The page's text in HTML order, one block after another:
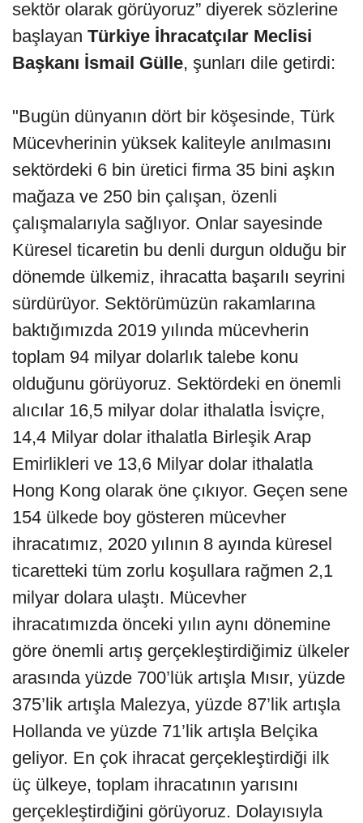
sektör olarak görüyoruz” diyerek sözlerine
başlayan Türkiye İhracatçılar Meclisi
Başkanı İsmail Gülle, şunları dile getirdi:
"Bugün dünyanın dört bir köşesinde, Türk
Mücevherinin yüksek kaliteyle anılmasını
sektördeki 6 bin üretici firma 35 bini aşkın
mağaza ve 250 bin çalışan, özenli
çalışmalarıyla sağlıyor. Onlar sayesinde
Küresel ticaretin bu denli durgun olduğu bir
dönemde ülkemiz, ihracatta başarılı seyrini
sürdürüyor. Sektörümüzün rakamlarına
baktığımızda 2019 yılında mücevherin
toplam 94 milyar dolarlık talebe konu
olduğunu görüyoruz. Sektördeki en önemli
alıcılar 16,5 milyar dolar ithalatla İsviçre,
14,4 Milyar dolar ithalatla Birleşik Arap
Emirlikleri ve 13,6 Milyar dolar ithalatla
Hong Kong olarak öne çıkıyor. Geçen sene
154 ülkede boy gösteren mücevher
ihracatımız, 2020 yılının 8 ayında küresel
ticaretteki tüm zorlu koşullara rağmen 2,1
milyar dolara ulaştı. Mücevher
ihracatımızda önceki yılın aynı dönemine
göre önemli artış gerçekleştirdiğimiz ülkeler
arasında yüzde 700’lük artışla Mısır, yüzde
375’lik artışla Malezya, yüzde 87’lik artışla
Hollanda ve yüzde 71’lik artışla Belçika
geliyor. En çok ihracat gerçekleştirdiği ilk
üç ülkeye, toplam ihracatının yarısını
gerçekleştirdiğini görüyoruz. Dolayısıyla